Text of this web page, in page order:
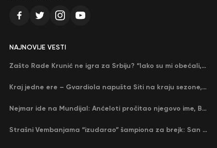
NAJNOVIJE VESTI
Zašto Rade Krunić ne igra za Srbiju? “Iako su mi obećali, niko me nije zvao…”
Kraj jedne ere – Gvardiola napušta Siti na kraju sezone, menja ga njegov nekadašnji rival
Nejmar ide na Mundijal: Anćeloti pročitao njegovo ime, Brazil u delirijumu (VIDEO)
Strašni Vembanjama “izudarao” šampiona za brejk: San Antonio poveo protiv Oklahome